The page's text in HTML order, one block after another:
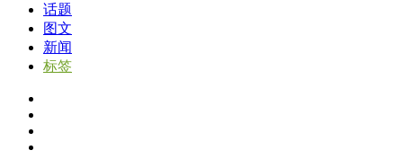
话题
图文
新闻
标签